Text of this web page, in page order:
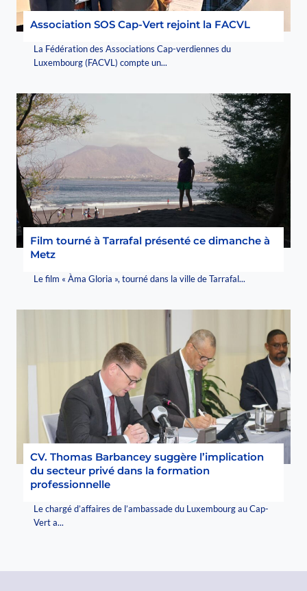
Association SOS Cap-Vert rejoint la FACVL
La Fédération des Associations Cap-verdiennes du
Luxembourg (FACVL) compte un...
Film tourné à Tarrafal présenté ce dimanche à
Metz
Le film « Àma Gloria », tourné dans la ville de Tarrafal...
CV. Thomas Barbancey suggère l’implication
du secteur privé dans la formation
professionnelle
Le chargé d’affaires de l’ambassade du Luxembourg au Cap-
Vert a...